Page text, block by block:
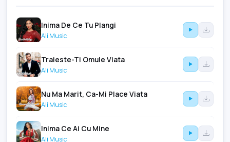
Inima De Ce Tu Plangi
Ali Music
Traieste-Ti Omule Viata
Ali Music
Nu Ma Marit, Ca-Mi Place Viata
Ali Music
Inima Ce Ai Cu Mine
Ali Music